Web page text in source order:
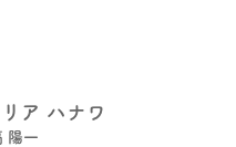
ア ハナワ
陽一